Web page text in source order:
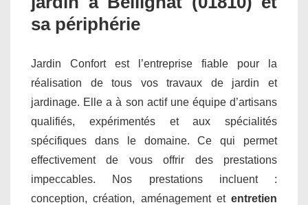
sa périphérie
Jardin Confort est l’entreprise fiable pour la
réalisation de tous vos travaux de jardin et
jardinage. Elle a à son actif une équipe d’artisans
qualifiés, expérimentés et aux spécialités
spécifiques dans le domaine. Ce qui permet
effectivement de vous offrir des prestations
impeccables. Nos prestations incluent :
conception, création, aménagement et entretien